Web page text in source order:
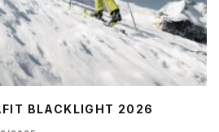
BLACKLIGHT 2026